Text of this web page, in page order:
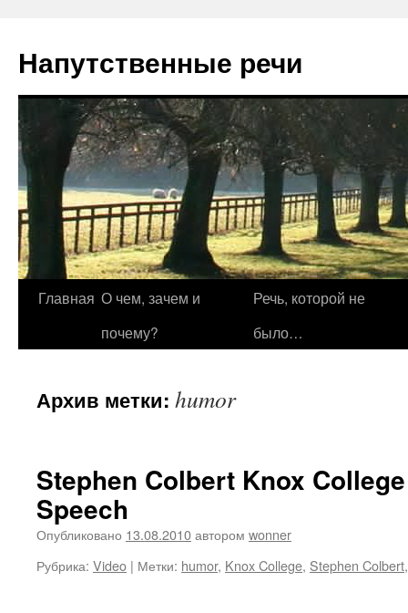
Напутственные речи
Перейти
Главная О чем, зачем и
почему?
Речь, которой не
было…
Архив метки: humor
Stephen Colbert Knox
Speech
Опубликовано 13.08.2010автором wonner
Рубрика: Video | Метки: humor, Knox College, Stephen Colbert